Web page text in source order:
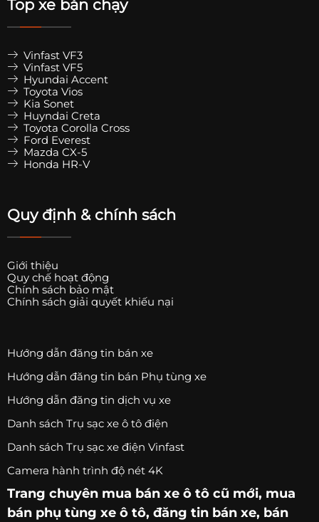
Top xe bán chạy
Vinfast VF3
Vinfast VF5
Hyundai Accent
Toyota Vios
Kia Sonet
Huyndai Creta
Toyota Corolla Cross
Ford Everest
Mazda CX-5
Honda HR-V
Quy định & chính sách
Giới thiệu
Quy chế hoạt động
Chính sách bảo mật
Chính sách giải quyết khiếu nại
Hướng dẫn đăng tin bán xe
Hướng dẫn đăng tin bán Phụ tùng xe
Hướng dẫn đăng tin dịch vụ xe
Danh sách Trụ sạc xe ô tô điện
Danh sách Trụ sạc xe điện Vinfast
Camera hành trình độ nét 4K
Trang chuyên mua bán xe ô tô cũ mới, mua
bán phụ tùng xe ô tô, đăng tin bán xe, bán